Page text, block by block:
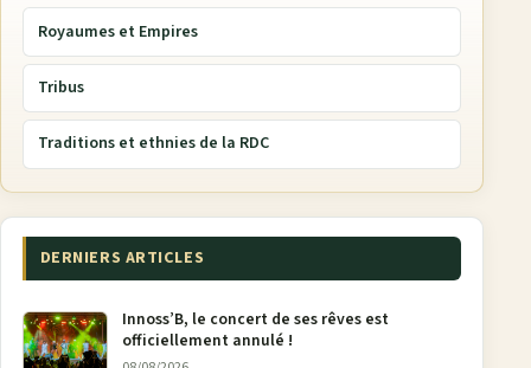
Royaumes et Empires
Tribus
Traditions et ethnies de la RDC
DERNIERS ARTICLES
Innoss’B, le concert de ses rêves est
officiellement annulé !